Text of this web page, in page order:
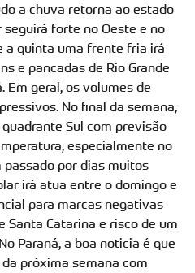
a chuva retorna ao estado
seguirá forte no Oeste e no
a quinta uma frente fria irá
e pancadas de Rio Grande
Em geral, os volumes de
No final da semana,
Sul com previsão
especialmente no
passado por dias muitos
irá atua entre o domingo e
para marcas negativas
Santa Catarina e risco de um
Paraná, a boa noticia é que
próxima semana com